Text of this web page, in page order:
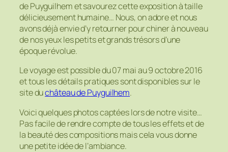
de Puyguilhem et savourez cette exposition à taille
délicieusement humaine… Nous, on adore et nous
avons déjà envie d’y retourner pour chiner à nouveau
de nos yeux les petits et grands trésors d’une
époque révolue.
Le voyage est possible du 07 mai au 9 octobre 2016
et tous les détails pratiques sont disponibles sur le
site duchâteau de Puyguilhem.
Voici quelques photos captées lors de notre visite…
Pas facile de rendre compte de tous les effets et de
la beauté des compositions mais cela vous donne
une petite idée de l’ambiance.